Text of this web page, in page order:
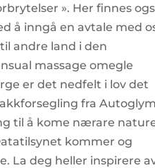
». Her finnes
å inngå en avtale med
andre land i den
massage omegle
er det nedfelt i lov det
fra Autoglym
til å kome nærare
kommer og
La deg heller inspirere